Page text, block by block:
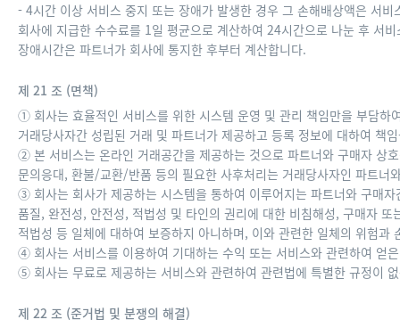
- 4시간 이상 서비스 중지 또는 장애가 발생한 경우 그 손해배상액은 서
회사에 지급한 수수료를 1일 평균으로 계산하여 24시간으로 나눈 후 서
장애시간은 파트너가 회사에 통지한 후부터 계산합니다.
제 21 조 (면책)
① 회사는 효율적인 서비스를 위한 시스템 운영 및 관리 책임만을 부담하
거래당사자간 성립된 거래 및 파트너가 제공하고 등록 정보에 대하여 책
② 본 서비스는 온라인 거래공간을 제공하는 것으로 파트너와 구매자 상
문의응대, 환불/교환/반품 등의 필요한 사후처리는 거래당사자인 파트너
③ 회사는 회사가 제공하는 시스템을 통하여 이루어지는 파트너와 구매
품질, 완전성, 안전성, 적법성 및 타인의 권리에 대한 비침해성, 구매자
적법성 등 일체에 대하여 보증하지 아니하며, 이와 관련한 일체의 위험과
④ 회사는 서비스를 이용하여 기대하는 수익 또는 서비스와 관련하여 얻
⑤ 회사는 무료로 제공하는 서비스와 관련하여 관련법에 특별한 규정이
제 22 조 (준거법 및 분쟁의 해결)